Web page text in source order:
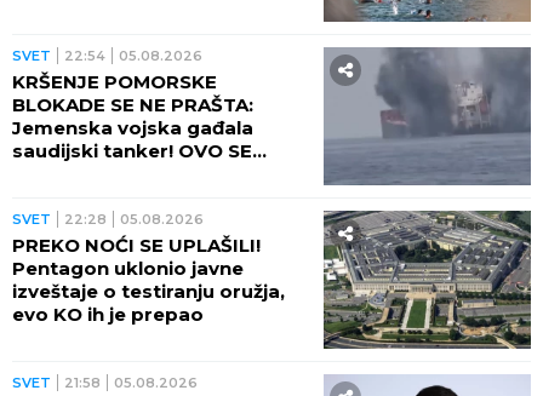
SVET 22:54 05.08.2026
KRŠENJE POMORSKE
BLOKADE SE NE PRAŠTA:
Jemenska vojska gađala
saudijski tanker! OVO SE
SVET 22:28 05.08.2026
PREKO NOĆI SE UPLAŠILI!
Pentagon uklonio javne
izveštaje o testiranju oružja,
evo KO ih je prepao
SVET 21:58 05.08.2026